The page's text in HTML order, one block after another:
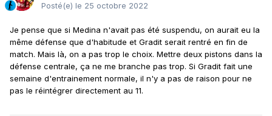
Posté(e) le 25 octobre 2022
Je pense que si Medina n'avait pas été suspendu, on aurait eu la
même défense que d'habitude et Gradit serait rentré en fin de
match. Mais là, on a pas trop le choix. Mettre deux pistons dans la
défense centrale, ça ne me branche pas trop. Si Gradit fait une
semaine d'entrainement normale, il n'y a pas de raison pour ne
pas le réintégrer directement au 11.